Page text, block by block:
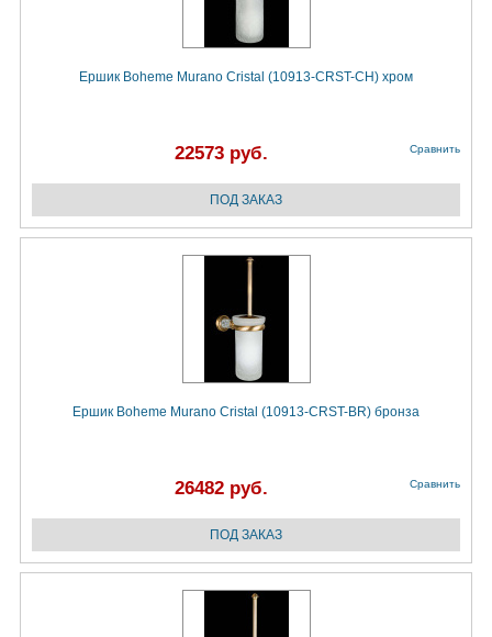
Ершик Boheme Murano Cristal (10913-CRST-CH) хром
22573 руб. Сравнить
Ершик Boheme Murano Cristal (10913-CRST-BR) бронза
26482 руб. Сравнить